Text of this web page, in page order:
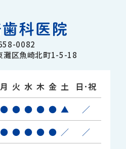
0082
灘区魚崎北町1-5-18
月 火 水 木 金 土
日･祝
● ● ● ● ● ▲
／
● ● ● ● ● ／ ／